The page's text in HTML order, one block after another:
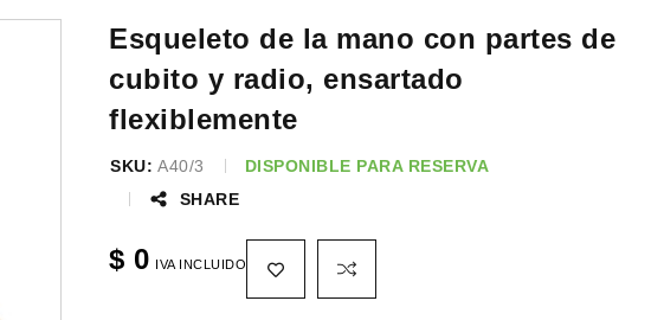
Esqueleto de la mano con partes de
cubito y radio, ensartado
flexiblemente
SKU: A40/3
DISPONIBLE PARA RESERVA
SHARE
$ 0 IVA INCLUIDO